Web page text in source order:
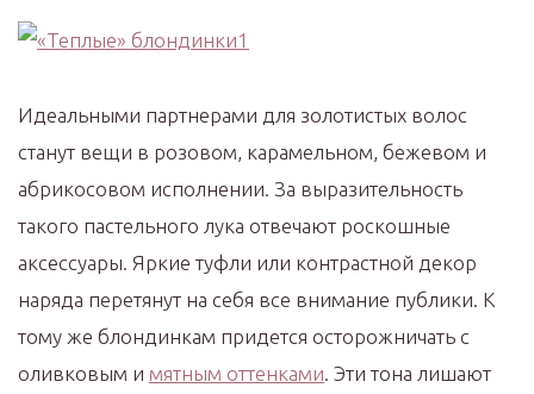
Идеальными партнерами для золотистых волос
станут вещи в розовом, карамельном, бежевом и
абрикосовом исполнении. За выразительность
такого пастельного лука отвечают роскошные
аксессуары. Яркие туфли или контрастной декор
наряда перетянут на себя все внимание публики. К
тому же блондинкам придется осторожничать с
оливковым и мятным оттенками . Эти тона лишают